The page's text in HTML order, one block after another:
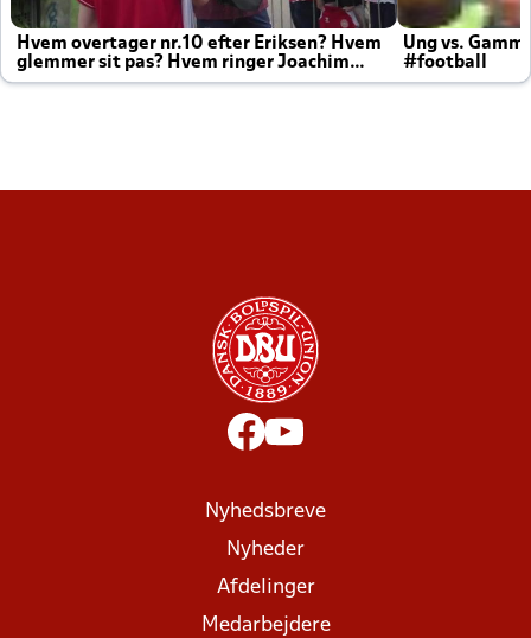
Hvem overtager nr.10 efter Eriksen? Hvem
glemmer sit pas? Hvem ringer Joachim
altid til efter kampe?
Ung vs.
#football
Nyhedsbreve
Nyheder
Afdelinger
Medarbejdere